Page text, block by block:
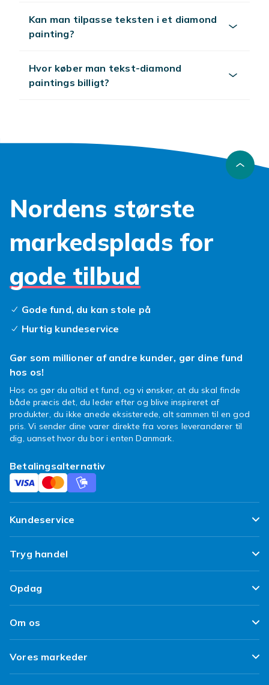
Kan man tilpasse teksten i et diamond
painting?
Hvor køber man tekst-diamond
paintings billigt?
Nordens største
markedsplads for
gode tilbud
Gode fund, du kan stole på
Hurtig kundeservice
Gør som millioner af andre kunder, gør dine fund
hos os!
Hos os gør du altid et fund, og vi ønsker, at du skal finde
både præcis det, du leder efter og blive inspireret af
produkter, du ikke anede eksisterede, alt sammen til en god
pris. Vi sender dine varer direkte fra vores leverandører til
dig, uanset hvor du bor i enten Danmark.
Betalingsalternativ
Kundeservice
Ofte stillede spørgsmål
Spor min pakke
Levering
Fortryd & returner her
Tryg handel
Tilfredshedsgaranti
Kundeanmeldelser
Brukt/ Refurbished
Opdag
Top 100 fund
Design dit eget tøj
Om os
Klimaarbejde
Job hos Fyndiq
Vores markeder